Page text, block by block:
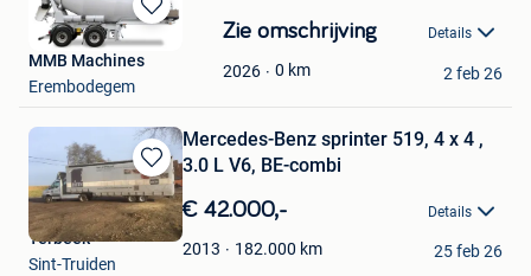
Bewaren
in
Mijn
Favorieten
Zie omschrijving Details
2026 0 km
MMB Machines
Erembodegem
2 feb 26
Bewaren
in
Mijn
Favorieten
Mercedes-Benz sprinter 519, 4 x 4 ,
3.0 L V6, BE-combi
€ 42.000,- Details
2013 182.000 km
Terbeek
Sint-Truiden
25 feb 26